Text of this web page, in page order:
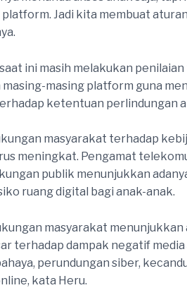
Jadi kita membuat
ini masih melakukan
masing-masing platform guna
ketentuan perlindungan
masyarakat terhadap
meningkat. Pengamat
publik menunjukkan
ruang digital bagi anak-anak.
masyarakat
terhadap dampak negatif media
perundungan siber,
kata Heru.